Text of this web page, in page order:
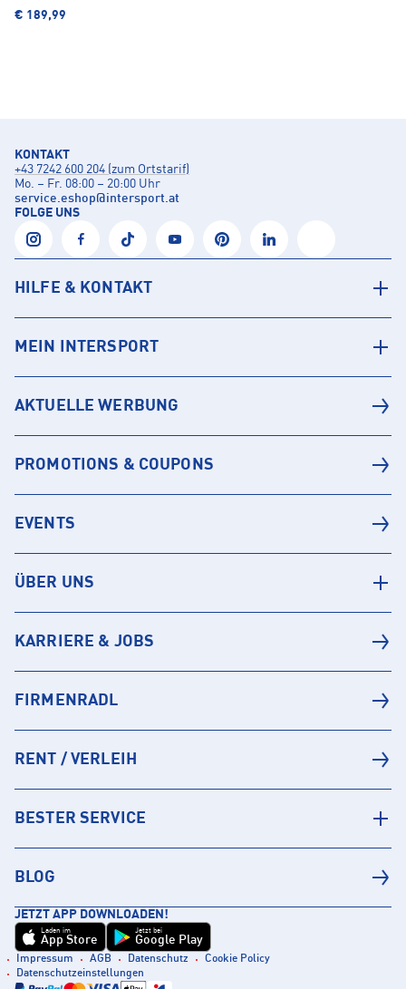
€ 189,99
KONTAKT
+43 7242 600 204 (zum Ortstarif)
Mo. – Fr. 08:00 – 20:00 Uhr
service.eshop@intersport.at
FOLGE UNS
HILFE & KONTAKT
MEIN INTERSPORT
AKTUELLE WERBUNG
PROMOTIONS & COUPONS
EVENTS
ÜBER UNS
KARRIERE & JOBS
FIRMENRADL
RENT / VERLEIH
BESTER SERVICE
BLOG
JETZT APP DOWNLOADEN!
Laden im
App Store
Jetzt bei
Google Play
Impressum AGB Datenschutz
Cookie Policy
Datenschutzeinstellungen